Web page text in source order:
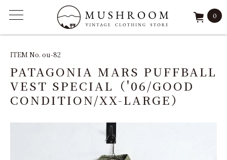
FEATURE
ARCHIVE
0
ITEM No. ou-82
PATAGONIA MARS PUFFBALL
VEST SPECIAL（'06/GOOD
CONDITION/XX-LARGE）